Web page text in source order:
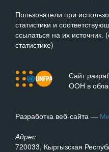
Пользователи при
статистики и
ссылаться на их
статистике)
Сайт
ООН в
Разработка веб-сайта —
Адрес
720033, Кыргызская